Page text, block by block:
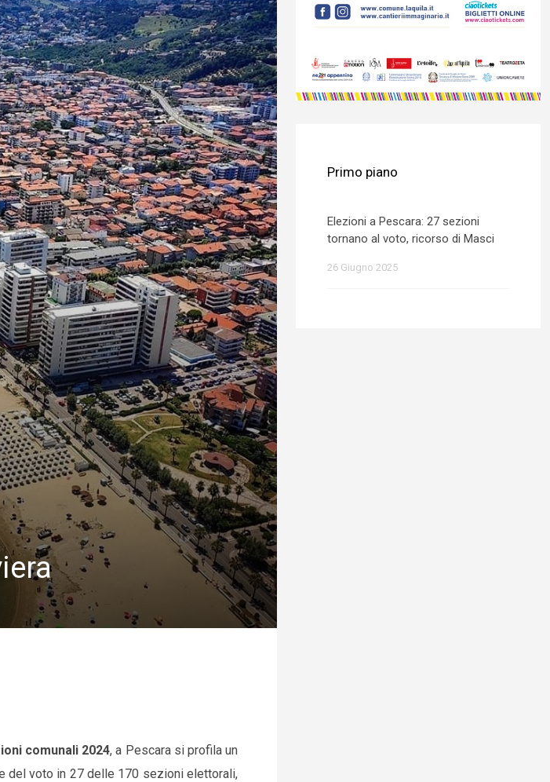
comunali 2024, a Pescara si profila un
del voto in 27 delle 170 sezioni elettorali,
Primo piano
Elezioni a Pescara: 27 sezioni
tornano al voto, ricorso di Masci
26 Giugno 2025